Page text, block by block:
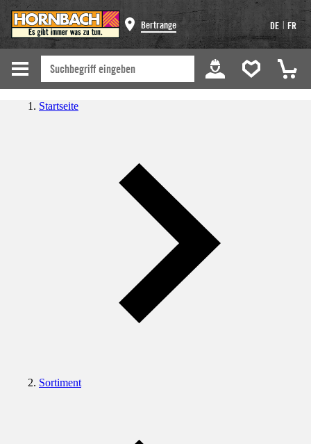
Bertrange DE | FR
Startseite
Sortiment